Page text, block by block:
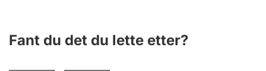
Fant du det du lette etter?